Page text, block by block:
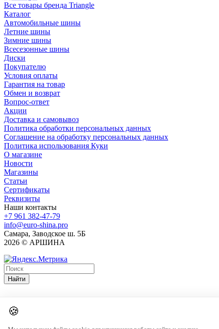
Все товары бренда Triangle
Каталог
Автомобильные шины
Летние шины
Зимние шины
Всесезонные шины
Диски
Покупателю
Условия оплаты
Гарантия на товар
Обмен и возврат
Вопрос-ответ
Акции
Доставка и самовывоз
Политика обработки персональных данных
Соглашение на обработку персональных данных
Политика использования Куки
О магазине
Новости
Магазины
Статьи
Сертификаты
Реквизиты
Наши контакты
+7 961 382-47-79
info@euro-shina.pro
Самара, Заводское ш. 5Б
2026 © АРШИНА
Найти
🍪